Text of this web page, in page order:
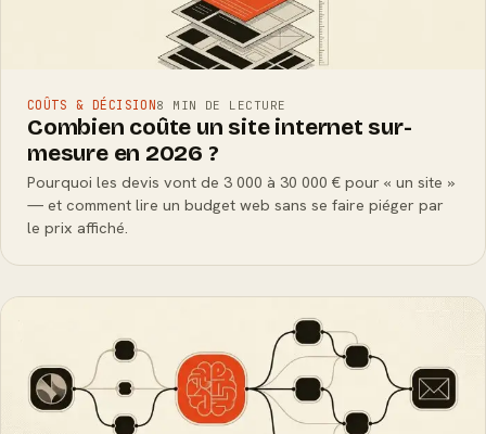
COÛTS & DÉCISION8 MIN DE LECTURE
Combien coûte un site internet sur-
mesure en 2026 ?
Pourquoi les devis vont de 3 000 à 30 000 € pour « un site »
— et comment lire un budget web sans se faire piéger par
le prix affiché.